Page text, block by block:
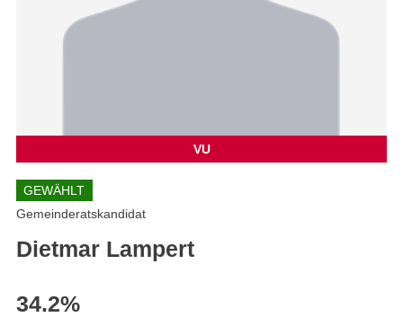
VU
GEWÄHLT
Gemeinderatskandidat
Dietmar Lampert
34.2%